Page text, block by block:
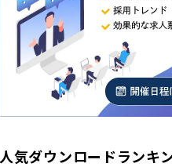
人気ダウンロードランキ